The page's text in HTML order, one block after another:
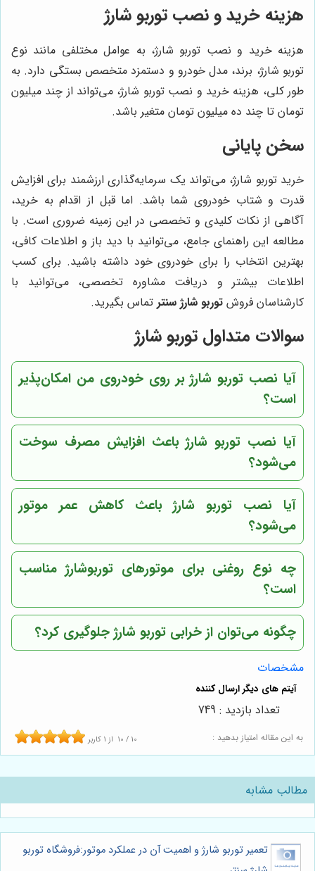
هزینه خرید و نصب توربو شارژ
هزینه خرید و نصب توربو شارژ، به عوامل مختلفی مانند نوع
توربو شارژ، برند، مدل خودرو و دستمزد متخصص بستگی دارد. به
طور کلی، هزینه خرید و نصب توربو شارژ، می‌تواند از چند میلیون
تومان تا چند ده میلیون تومان متغیر باشد.
سخن پایانی
خرید توربو شارژ، می‌تواند یک سرمایه‌گذاری ارزشمند برای افزایش
قدرت و شتاب خودروی شما باشد. اما قبل از اقدام به خرید،
آگاهی از نکات کلیدی و تخصصی در این زمینه ضروری است. با
مطالعه این راهنمای جامع، می‌توانید با دید باز و اطلاعات کافی،
بهترین انتخاب را برای خودروی خود داشته باشید. برای کسب
اطلاعات بیشتر و دریافت مشاوره تخصصی، می‌توانید با
کارشناسان فروش توربو شارژ سنتر تماس بگیرید.
سوالات متداول توربو شارژ
آیا نصب توربو شارژ بر روی خودروی من امکان‌پذیر
است؟
آیا نصب توربو شارژ باعث افزایش مصرف سوخت
می‌شود؟
آیا نصب توربو شارژ باعث کاهش عمر موتور
می‌شود؟
چه نوع روغنی برای موتورهای توربوشارژ مناسب
است؟
چگونه می‌توان از خرابی توربو شارژ جلوگیری کرد؟
مشخصات
به این مقاله امتیاز بدهید : 10 / 10 از 1 کاربر
تعداد بازدید : 749
مطالب مشابه
تعمیر توربو شارژ و اهمیت آن در عملکرد موتور:فروشگاه توربو